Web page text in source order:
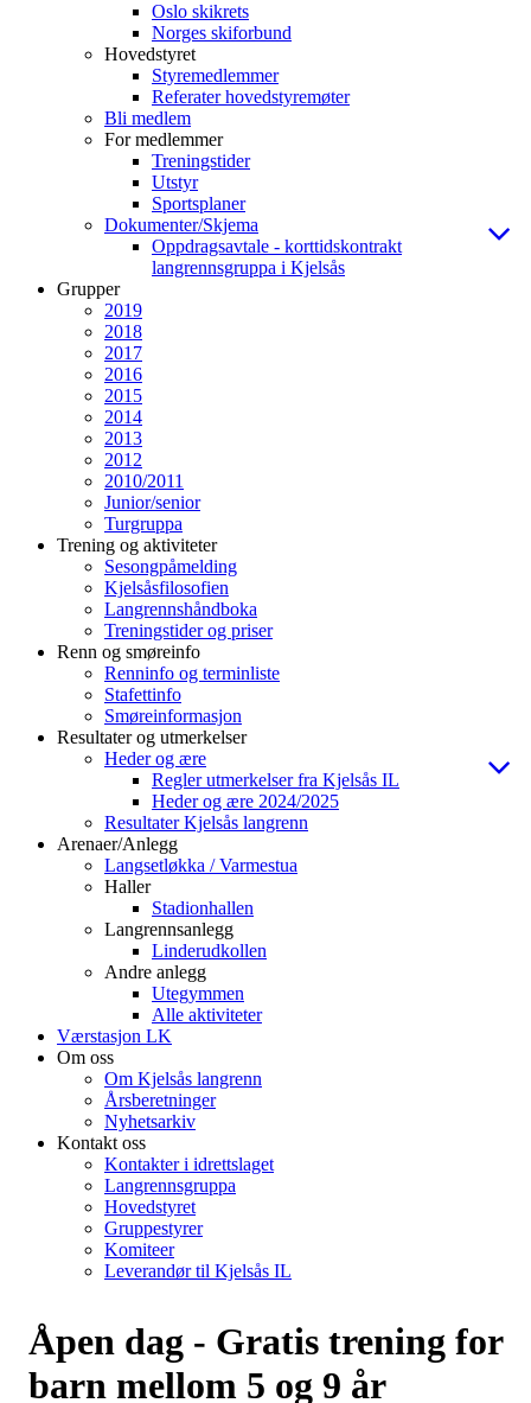
Oslo skikrets
Norges skiforbund
Hovedstyret
Styremedlemmer
Referater hovedstyremøter
Bli medlem
For medlemmer
Treningstider
Utstyr
Sportsplaner
Dokumenter/Skjema
Oppdragsavtale - korttidskontrakt
langrennsgruppa i Kjelsås
Grupper
2019
2018
2017
2016
2015
2014
2013
2012
2010/2011
Junior/senior
Turgruppa
Trening og aktiviteter
Sesongpåmelding
Kjelsåsfilosofien
Langrennshåndboka
Treningstider og priser
Renn og smøreinfo
Renninfo og terminliste
Stafettinfo
Smøreinformasjon
Resultater og utmerkelser
Heder og ære
Regler utmerkelser fra Kjelsås IL
Heder og ære 2024/2025
Resultater Kjelsås langrenn
Arenaer/Anlegg
Langsetløkka / Varmestua
Haller
Stadionhallen
Langrennsanlegg
Linderudkollen
Andre anlegg
Utegymmen
Alle aktiviteter
Værstasjon LK
Om oss
Om Kjelsås langrenn
Årsberetninger
Nyhetsarkiv
Kontakt oss
Kontakter i idrettslaget
Langrennsgruppa
Hovedstyret
Gruppestyrer
Komiteer
Leverandør til Kjelsås IL
Åpen dag - Gratis trening for
barn mellom 5 og 9 år